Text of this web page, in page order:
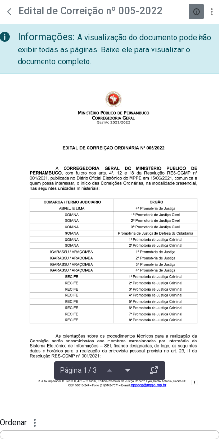
Pular para o Conteúdo principal
teste descricao
Edital de Correição nº 005-2022
Informações: A visualização do documento pode não
exibir todas as páginas. Baixe ele para visualizar o
documento completo.
Página 1 / 3
Ordenar